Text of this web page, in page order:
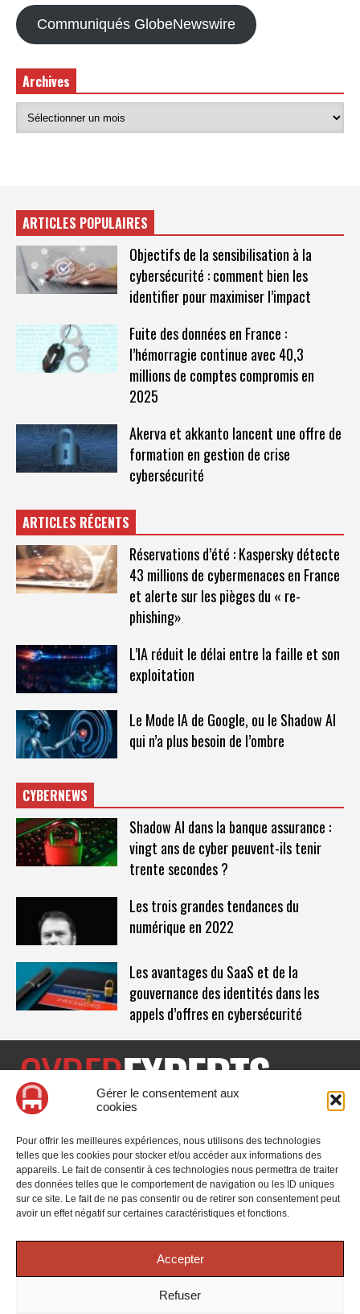
Gérer le consentement aux
cookies
Pour offrir les meilleures expériences, nous utilisons des technologies
telles que les cookies pour stocker et/ou accéder aux informations des
appareils. Le fait de consentir à ces technologies nous permettra de traiter
des données telles que le comportement de navigation ou les ID uniques
sur ce site. Le fait de ne pas consentir ou de retirer son consentement peut
avoir un effet négatif sur certaines caractéristiques et fonctions.
Accepter
Refuser
Communiqués GlobeNewswire
Archives
ARTICLES POPULAIRES
Objectifs de la sensibilisation à la
cybersécurité : comment bien les
identifier pour maximiser l’impact
Fuite des données en France :
l’hémorragie continue avec 40,3
millions de comptes compromis en
2025
Akerva et akkanto lancent une offre de
formation en gestion de crise
cybersécurité
ARTICLES RÉCENTS
Réservations d’été : Kaspersky détecte
43 millions de cybermenaces en France
et alerte sur les pièges du « re-
phishing»
L’IA réduit le délai entre la faille et son
exploitation
Le Mode IA de Google, ou le Shadow AI
qui n’a plus besoin de l’ombre
CYBERNEWS
Shadow AI dans la banque assurance :
vingt ans de cyber peuvent-ils tenir
trente secondes ?
Les trois grandes tendances du
numérique en 2022
Les avantages du SaaS et de la
gouvernance des identités dans les
appels d’offres en cybersécurité
CyberExperts.tech est un média dédié à la sécurité informatique
l'actualité, des retours d'utilisateurs, des évènements, des livres
blancs et les nominations du secteur. Retrouvez toutes les
informations sur les innovations en cybersécurité.
Vous cherchez quelque chose ?